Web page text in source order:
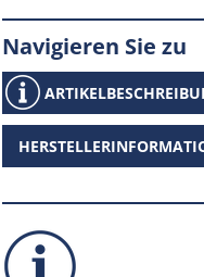
Navigieren Sie zu